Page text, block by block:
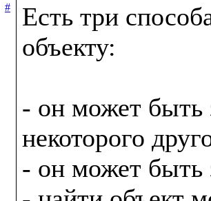
#
Есть три
объекту:
- он может быть
некоторого
- он может быть